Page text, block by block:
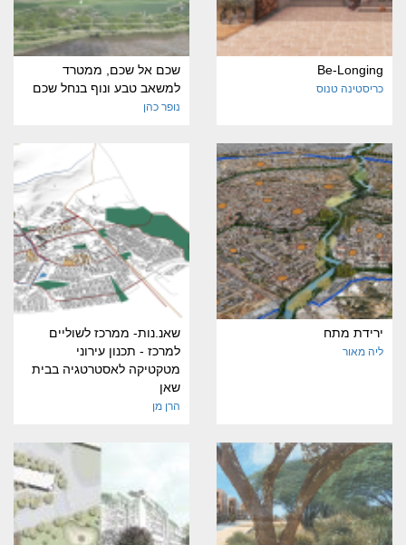
Be-Longing
כריסטינה טנוס
שכם אל שכם, ממטרד
למשאב טבע ונוף בנחל שכם
נופר כהן
ירידת מתח
ליה מאור
שאנ.נות- ממרכז לשוליים
למרכז - תכנון עירוני
מטקטיקה לאסטרטגיה בבית
שאן
הרן מן